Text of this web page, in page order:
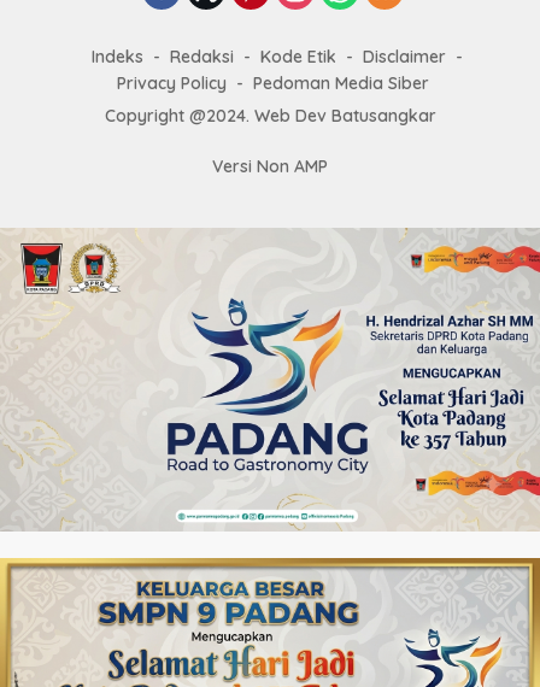
Indeks Redaksi Kode Etik
Disclaimer
Privacy Policy
Pedoman Media Siber
Copyright @2024. Web Dev Batusangkar
Versi Non AMP